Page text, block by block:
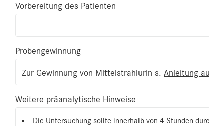
Vorbereitung des Patienten
Probengewinnung
Zur Gewinnung von Mittelstrahlurin s. Anleitung
Weitere präanalytische Hinweise
Die Untersuchung sollte innerhalb von 4 Stunden